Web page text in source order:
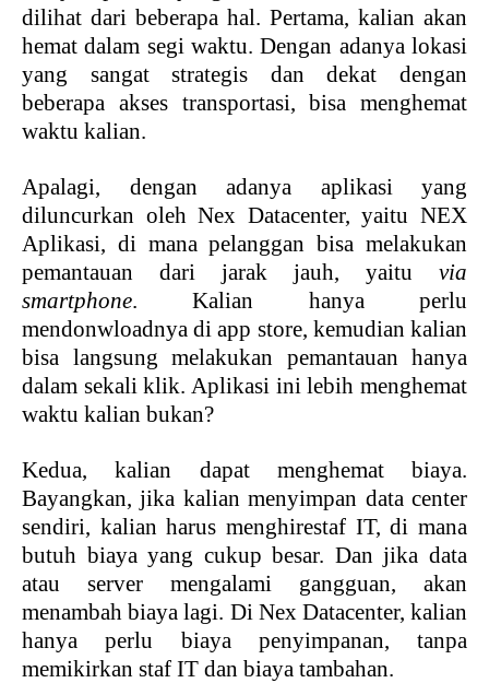
dilihat dari beberapa hal. Pertama, kalian akan
hemat dalam segi waktu. Dengan adanya lokasi
yang sangat strategis dan dekat dengan
beberapa akses transportasi, bisa menghemat
waktu kalian.
Apalagi, dengan adanya aplikasi yang
diluncurkan oleh Nex Datacenter, yaitu NEX
Aplikasi, di mana pelanggan bisa melakukan
pemantauan dari jarak jauh, yaitu via
smartphone. Kalian hanya perlu
mendonwloadnya di app store, kemudian kalian
bisa langsung melakukan pemantauan hanya
dalam sekali klik. Aplikasi ini lebih menghemat
waktu kalian bukan?
Kedua, kalian dapat menghemat biaya.
Bayangkan, jika kalian menyimpan data center
sendiri, kalian harus menghirestaf IT, di mana
butuh biaya yang cukup besar. Dan jika data
atau server mengalami gangguan, akan
menambah biaya lagi. Di Nex Datacenter, kalian
hanya perlu biaya penyimpanan, tanpa
memikirkan staf IT dan biaya tambahan.